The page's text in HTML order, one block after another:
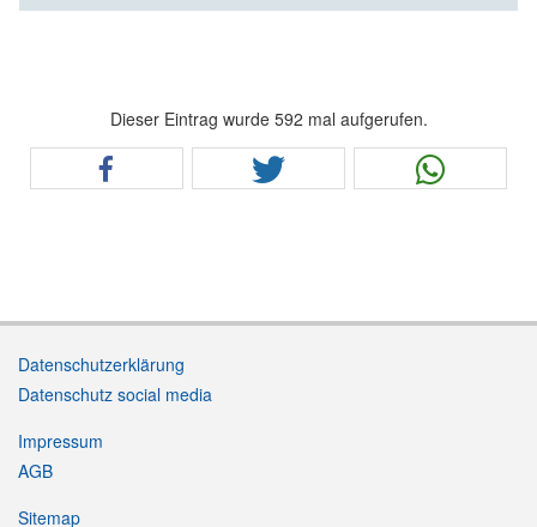
Dieser Eintrag wurde 592 mal aufgerufen.
Datenschutzerklärung
Datenschutz social media
Impressum
AGB
Sitemap